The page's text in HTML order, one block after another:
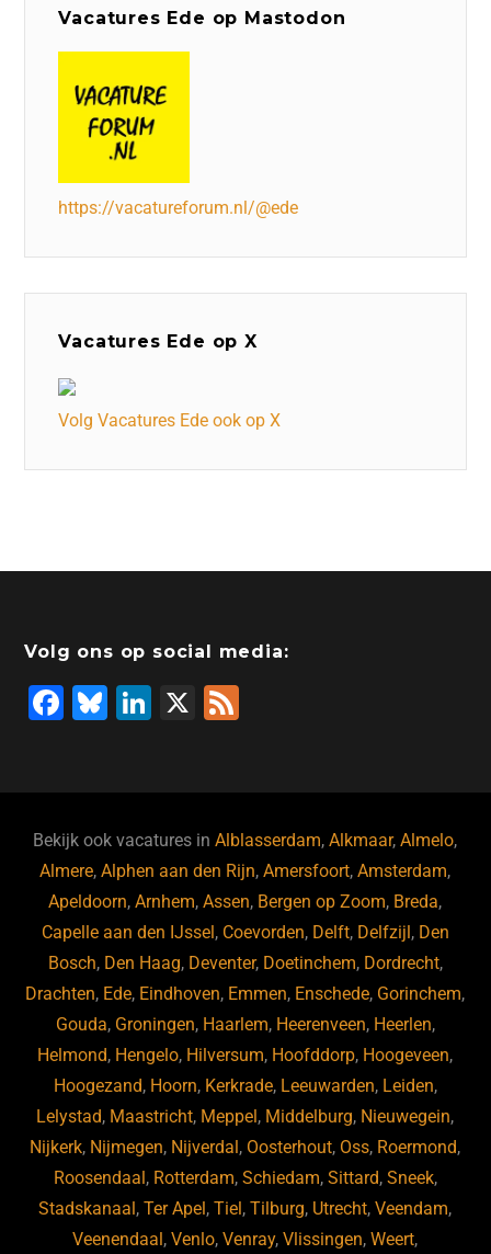
Vacatures Ede op Mastodon
https://vacatureforum.nl/@ede
Vacatures Ede op X
Volg Vacatures Ede ook op X
Volg ons op social media:
F
b
o
o
k
Bl
ky
Li
dI
n
X
Bekijk ook vacatures inAlblasserdam,Alkmaar,Almelo,
Almere,Alphen aan den Rijn,Amersfoort,Amsterdam,
Apeldoorn,Arnhem,Assen, Bergen op Zoom, Breda,
Capelle aan den IJssel, Coevorden, Delft, Delfzijl, Den
Bosch, Den Haag, Deventer, Doetinchem, Dordrecht,
Drachten, Ede, Eindhoven, Emmen, Enschede, Gorinchem,
Gouda, Groningen, Haarlem, Heerenveen, Heerlen,
Helmond, Hengelo, Hilversum, Hoofddorp, Hoogeveen,
Hoogezand, Hoorn, Kerkrade, Leeuwarden, Leiden,
Lelystad, Maastricht, Meppel, Middelburg, Nieuwegein,
Nijkerk, Nijmegen, Nijverdal, Oosterhout, Oss, Roermond,
Roosendaal, Rotterdam, Schiedam, Sittard, Sneek,
Stadskanaal,Ter Apel,Tiel,Tilburg, Utrecht,Veendam,
Veenendaal,Venlo,Venray,Vlissingen,Weert,